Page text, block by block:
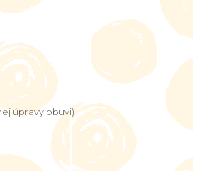
úpravy obuvi)